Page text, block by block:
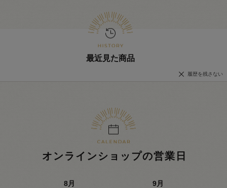
最近見た商品
履歴を残さない
オンラインショップの営業日
8月 9月